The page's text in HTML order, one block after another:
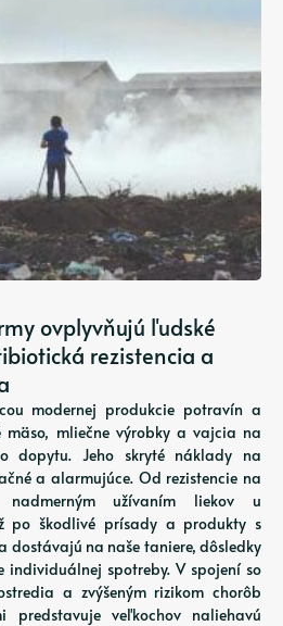
ovplyvňujú ľudské
rezistencia a
modernej produkcie potravín a
mäso, mliečne výrobky a vajcia na
dopytu. Jeho skryté náklady na
a alarmujúce. Od rezistencie na
nadmerným užívaním liekov u
po škodlivé prísady a produkty s
dostávajú na naše taniere, dôsledky
spotreby. V spojení so
a zvýšeným rizikom chorôb
predstavuje veľkochov naliehavú